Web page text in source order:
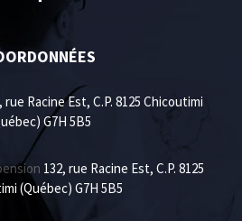
rue Racine Est, C.P. 8125 Chicoutimi
G7H 5B5
132, rue Racine Est, C.P. 8125
(Québec) G7H 5B5